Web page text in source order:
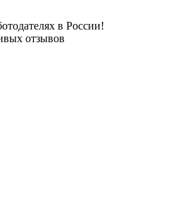
в России!
отзывов